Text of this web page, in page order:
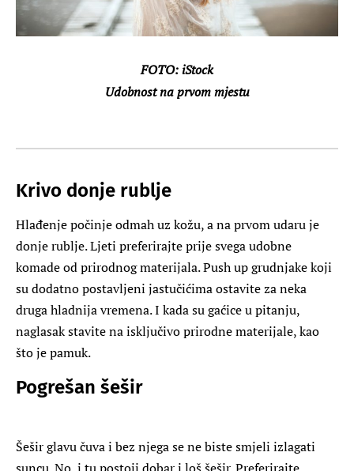
FOTO: iStock
Udobnost na prvom mjestu
Krivo donje rublje
Hlađenje počinje odmah uz kožu, a na prvom udaru je
donje rublje. Ljeti preferirajte prije svega udobne
komade od prirodnog materijala. Push up grudnjake koji
su dodatno postavljeni jastučićima ostavite za neka
druga hladnija vremena. I kada su gaćice u pitanju,
naglasak stavite na isključivo prirodne materijale, kao
što je pamuk.
Pogrešan šešir
Šešir glavu čuva i bez njega se ne biste smjeli izlagati